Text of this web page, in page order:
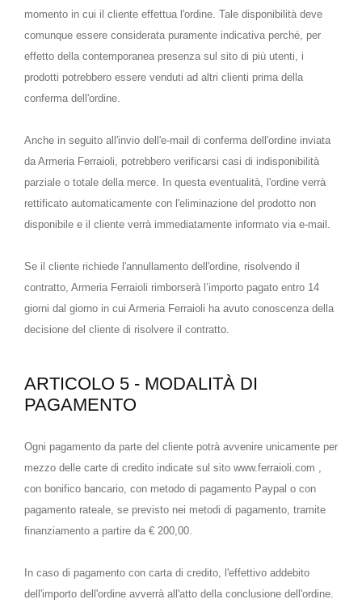
momento in cui il cliente effettua l'ordine. Tale disponibilità deve
comunque essere considerata puramente indicativa perché, per
effetto della contemporanea presenza sul sito di più utenti, i
prodotti potrebbero essere venduti ad altri clienti prima della
conferma dell'ordine.
Anche in seguito all'invio dell'e-mail di conferma dell'ordine inviata
da Armeria Ferraioli, potrebbero verificarsi casi di indisponibilità
parziale o totale della merce. In questa eventualità, l'ordine verrà
rettificato automaticamente con l'eliminazione del prodotto non
disponibile e il cliente verrà immediatamente informato via e-mail.
Se il cliente richiede l'annullamento dell'ordine, risolvendo il
contratto, Armeria Ferraioli rimborserà l’importo pagato entro 14
giorni dal giorno in cui Armeria Ferraioli ha avuto conoscenza della
decisione del cliente di risolvere il contratto.
ARTICOLO 5 - MODALITÀ DI
PAGAMENTO
Ogni pagamento da parte del cliente potrà avvenire unicamente per
mezzo delle carte di credito indicate sul sito www.ferraioli.com ,
con bonifico bancario, con metodo di pagamento Paypal o con
pagamento rateale, se previsto nei metodi di pagamento, tramite
finanziamento a partire da € 200,00.
In caso di pagamento con carta di credito, l'effettivo addebito
dell'importo dell'ordine avverrà all'atto della conclusione dell'ordine.